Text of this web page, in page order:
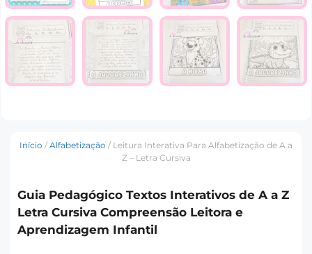
Início / Alfabetização / Leitura Interativa Para Alfabetização de A a
Z – Letra Cursiva
Guia Pedagógico Textos Interativos de A a Z
Letra Cursiva Compreensão Leitora e
Aprendizagem Infantil